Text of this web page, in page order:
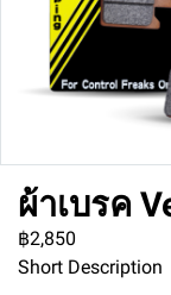
ผ้าเบรค
฿2,850
Short Description